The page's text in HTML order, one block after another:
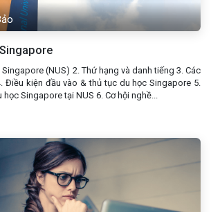
(NUS) 2. Thứ hạng và danh tiếng 3. Các
Điều kiện đầu vào & thủ tục du học Singapore 5.
Singapore tại NUS 6. Cơ hội nghề...